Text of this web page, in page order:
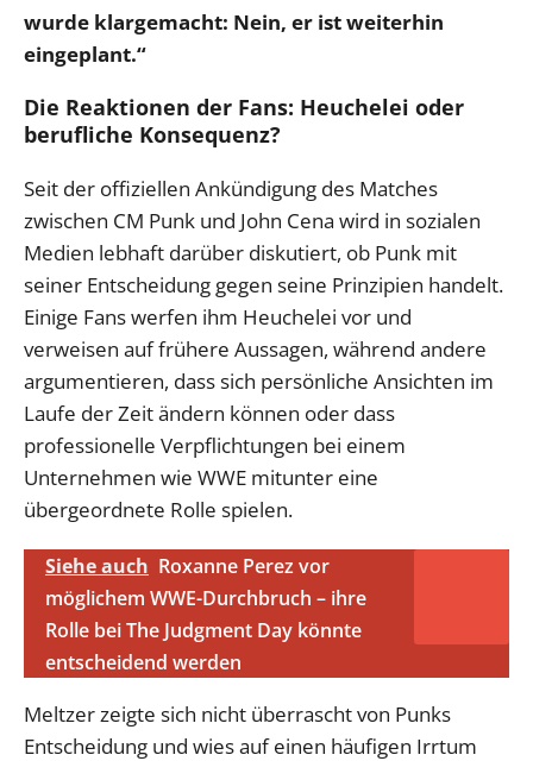
wurde klargemacht: Nein, er ist weiterhin
eingeplant.“
Die Reaktionen der Fans: Heuchelei oder
berufliche Konsequenz?
Seit der offiziellen Ankündigung des Matches
zwischen CM Punk und John Cena wird in sozialen
Medien lebhaft darüber diskutiert, ob Punk mit
seiner Entscheidung gegen seine Prinzipien handelt.
Einige Fans werfen ihm Heuchelei vor und
verweisen auf frühere Aussagen, während andere
argumentieren, dass sich persönliche Ansichten im
Laufe der Zeit ändern können oder dass
professionelle Verpflichtungen bei einem
Unternehmen wie WWE mitunter eine
übergeordnete Rolle spielen.
Siehe auch Roxanne Perez vor
möglichem WWE-Durchbruch – ihre
Rolle bei The Judgment Day könnte
entscheidend werden
Meltzer zeigte sich nicht überrascht von Punks
Entscheidung und wies auf einen häufigen Irrtum